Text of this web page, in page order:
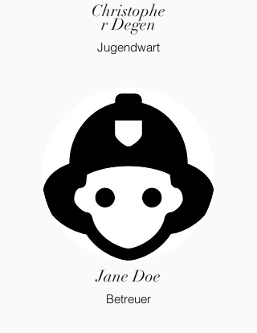
Christophe
r Degen
Jugendwart
Jane Doe
Betreuer